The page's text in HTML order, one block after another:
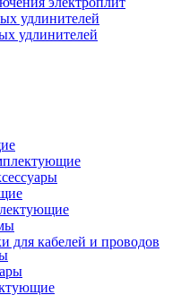
удлинителей
удлинителей
для кабелей и проводов